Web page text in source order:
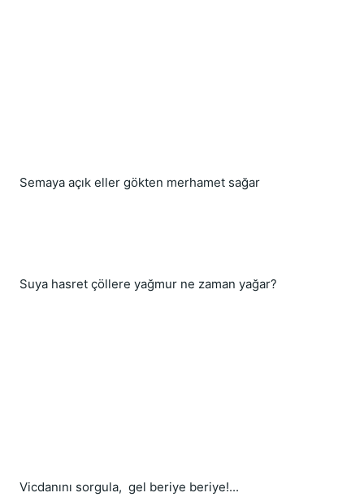
Semaya açık eller gökten merhamet sağar
Suya hasret çöllere yağmur ne zaman yağar?
Vicdanını sorgula,  gel beriye beriye!...